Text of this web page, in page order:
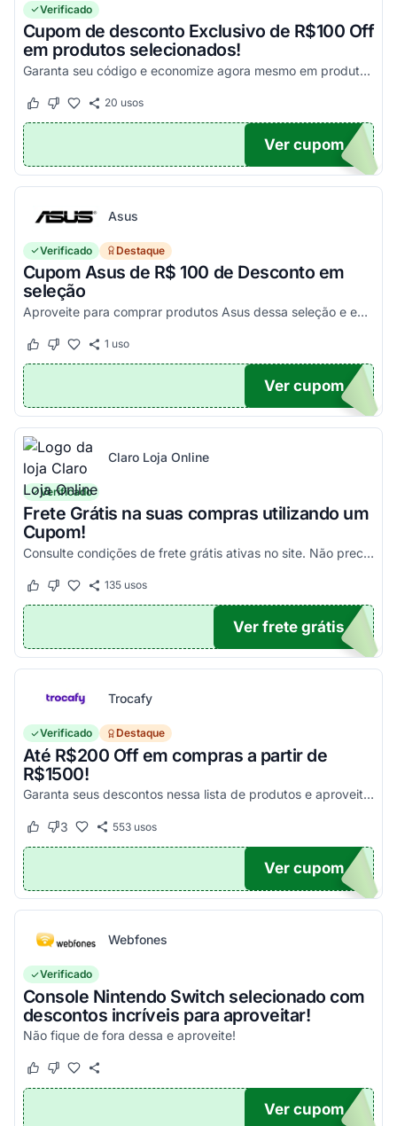
Verificado
Cupom de desconto Exclusivo de R$100 Off
em produtos selecionados!
Garanta seu código e economize agora mesmo em produtos selecionados!
Este cupom funcionou
Este cupom não funcionou
20 usos
100
Ver cupom
Asus
Verificado Destaque
Cupom Asus de R$ 100 de Desconto em
seleção
Aproveite para comprar produtos Asus dessa seleção e economize! - E1504FA-NJ1287
Este cupom funcionou
Este cupom não funcionou
1 uso
100
Ver cupom
Claro Loja Online
Verificado
Frete Grátis na suas compras utilizando um
Cupom!
Consulte condições de frete grátis ativas no site. Não precisa aplicar código promocional Claro Loja!
Este cupom funcionou
Este cupom não funcionou
135usos
TICO
Ver frete grátis
Trocafy
Verificado Destaque
Até R$200 Off em compras a partir de
R$1500!
Garanta seus descontos nessa lista de produtos e aproveite para economizar agora mesmo! Válido para todo o site exceto em produtos com o selo "Estou Zerado"
Este cupom funcionou
Este cupom não funcionou
3 553usos
ONTO
Ver cupom
Webfones
Verificado
Console Nintendo Switch selecionado com
descontos incríveis para aproveitar!
Não fique de fora dessa e aproveite!
Este cupom funcionou
Este cupom não funcionou
O100
Ver cupom